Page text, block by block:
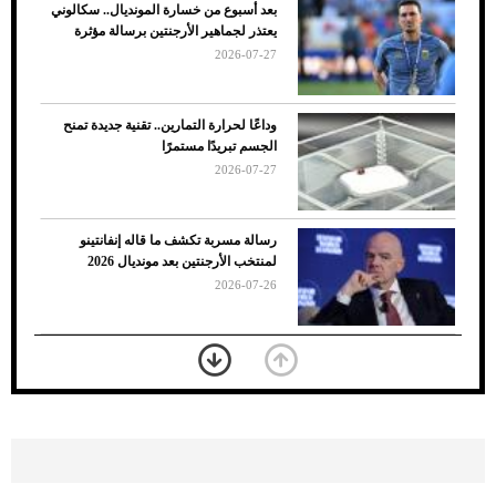
7 نصائح لاختيار لون البنطلون المناسب للقميص
الأسود
بعد أسبوع من خسارة المونديال.. سكالوني
يعتذر لجماهير الأرجنتين برسالة مؤثرة
2026-07-27
وداعًا لحرارة التمارين.. تقنية جديدة تمنح
الجسم تبريدًا مستمرًا
2026-07-27
رسالة مسربة تكشف ما قاله إنفانتينو
لمنتخب الأرجنتين بعد مونديال 2026
2026-07-26
«الجوازات» تكشف طريقة استخراج رقم
الحدود للزائر عبر أبشر